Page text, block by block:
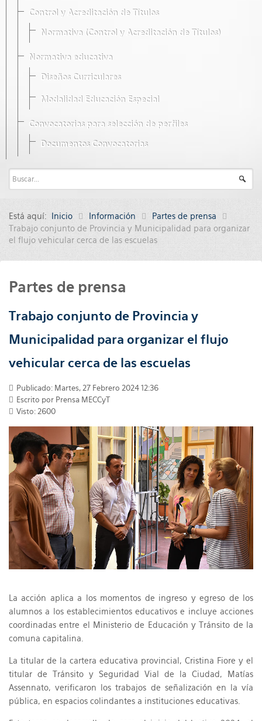
Control y Acreditación de Títulos
Normativa (Control y Acreditación de Títulos)
Normativa educativa
Diseños Curriculares
Modalidad Educación Especial
Convocatorias para selección de perfiles
Documentos Convocatorias
Está aquí: Inicio Información
Partes de prensa
Trabajo conjunto de Provincia y Municipalidad para organizar
el flujo vehicular cerca de las escuelas
Partes de prensa
Trabajo conjunto de Provincia y
Municipalidad para organizar el flujo
vehicular cerca de las escuelas
Publicado: Martes, 27 Febrero 2024 12:36
Escrito por Prensa MECCyT
Visto: 2600
La acción aplica a los momentos de ingreso y egreso de los
alumnos a los establecimientos educativos e incluye acciones
coordinadas entre el Ministerio de Educación y Tránsito de la
comuna capitalina.
La titular de la cartera educativa provincial, Cristina Fiore y el
titular de Tránsito y Seguridad Vial de la Ciudad, Matías
Assennato, verificaron los trabajos de señalización en la vía
pública, en espacios colindantes a instituciones educativas.